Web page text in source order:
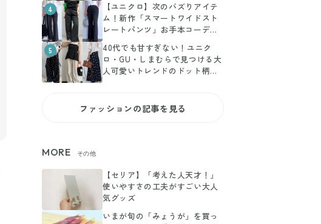
4
【ユニクロ】次のバズりアイテ
ム！新作「スマートワイドスト
レートパンツ」お手本コーデま
5
40代でも甘すぎない！ユニク
ロ・GU・しまむらで見つける大
人可愛いトレンドのドット柄ア
ファッションの記事を見る
MORE その他
【セリア】「考えた人天才！」
使いやすさの工夫がすごい大人
気グッズ
いまが旬の「みょうが」を買っ